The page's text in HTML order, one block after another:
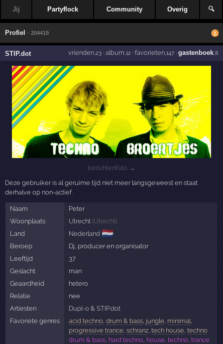
Jij Partyflock Community Overig 🔍
Profiel · 204419
STIP.dot vrienden,23· album ,12 · favorieten,147· gastenboek,8
berichtenfoto →
Deze gebruiker is al geruime tijd niet meer langsgeweest en staat
derhalve op non-actief.
Naam
Peter
Woonplaats
Utrecht (Utrecht)
Land
Nederland 🇳🇱
Beroep
Dj, producer en organisator
Leeftijd
37
Geslacht
man
Geaardheid
hetero
Relatie
nee
Artiesten
Dupl-o& STIP.dot
Favoriete genres
acid techno, drum & bass, jungle minimal
progressive trance schranz, tech house techno
drum & bass, hard techno, house, techno, trance